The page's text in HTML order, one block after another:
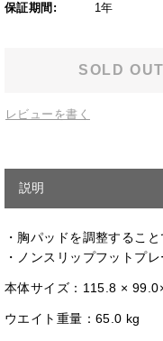
保証期間: 1年
SOLD OUT
レビューを書く
説明
・胸パッドを調整するこ
・ノンスリップフットプレ
本体サイズ：115.8 ×
ウエイト重量：65.0 kg